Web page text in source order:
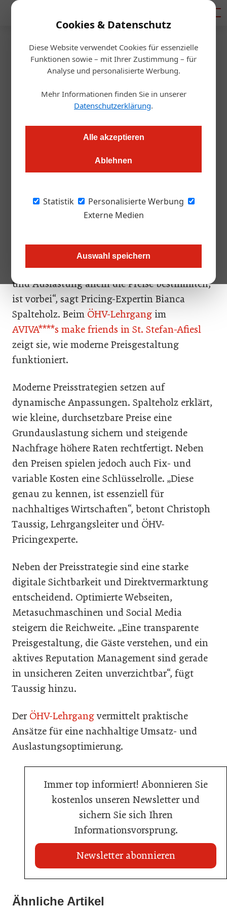
Cookies & Datenschutz
Diese Website verwendet Cookies für essenzielle
Funktionen sowie – mit Ihrer Zustimmung – für
Analyse und personalisierte Werbung.
Mehr Informationen finden Sie in unserer
Datenschutzerklärung.
Alle akzeptieren
Ablehnen
Statistik
Personalisierte Werbung
Externe Medien
Auswahl speichern
Startseite/Management
Fortbildung
Hotellerie: Erfolgsfaktor
ganzheitliches Pricing
Die richtige Preisgestaltung ist entscheidend für den Erfolg in
Spalteholz zeigt, wie Hotels mit dynamischen Preisstrategien
und einer starken Online-Präsenz ihre Auslastung optimieren
Wer sich durchsetzen will, muss Preise
strategisch gestalten. „Die Zeit, in der Kosten
und Auslastung allein die Preise bestimmten,
ist vorbei“, sagt Pricing-Expertin Bianca
Spalteholz. Beim ÖHV-Lehrgang im
AVIVA****s make friends in St. Stefan-Afiesl
zeigt sie, wie moderne Preisgestaltung
funktioniert.
Moderne Preisstrategien setzen auf
dynamische Anpassungen. Spalteholz erklärt,
wie kleine, durchsetzbare Preise eine
Grundauslastung sichern und steigende
Nachfrage höhere Raten rechtfertigt. Neben
den Preisen spielen jedoch auch Fix- und
variable Kosten eine Schlüsselrolle. „Diese
genau zu kennen, ist essenziell für
nachhaltiges Wirtschaften“, betont Christoph
Taussig, Lehrgangsleiter und ÖHV-
Pricingexperte.
Neben der Preisstrategie sind eine starke
digitale Sichtbarkeit und Direktvermarktung
entscheidend. Optimierte Webseiten,
Metasuchmaschinen und Social Media
steigern die Reichweite. „Eine transparente
Preisgestaltung, die Gäste verstehen, und ein
aktives Reputation Management sind gerade
in unsicheren Zeiten unverzichtbar“, fügt
Taussig hinzu.
Der ÖHV-Lehrgangvermittelt praktische
Ansätze für eine nachhaltige Umsatz- und
Auslastungsoptimierung.
Immer top informiert! Abonnieren Sie
kostenlos unseren Newsletter und
sichern Sie sich Ihren
Informationsvorsprung.
Newsletter abonnieren
Ähnliche Artikel
20. Juli 2026